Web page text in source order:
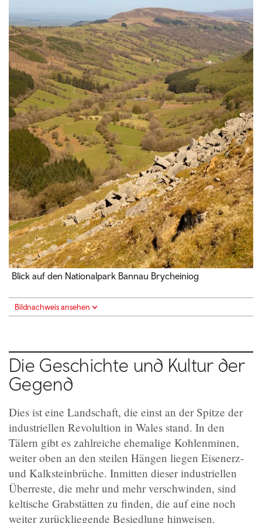
Blick auf den Nationalpark Bannau Brycheiniog
Bildnachweis ansehen
Die Geschichte und Kultur der
Gegend
Dies ist eine Landschaft, die einst an der Spitze der
industriellen Revolultion in Wales stand. In den
Tälern gibt es zahlreiche ehemalige Kohlenminen,
weiter oben an den steilen Hängen liegen Eisenerz-
und Kalksteinbrüche. Inmitten dieser industriellen
Überreste, die mehr und mehr verschwinden, sind
keltische Grabstätten zu finden, die auf eine noch
weiter zurückliegende Besiedlung hinweisen.